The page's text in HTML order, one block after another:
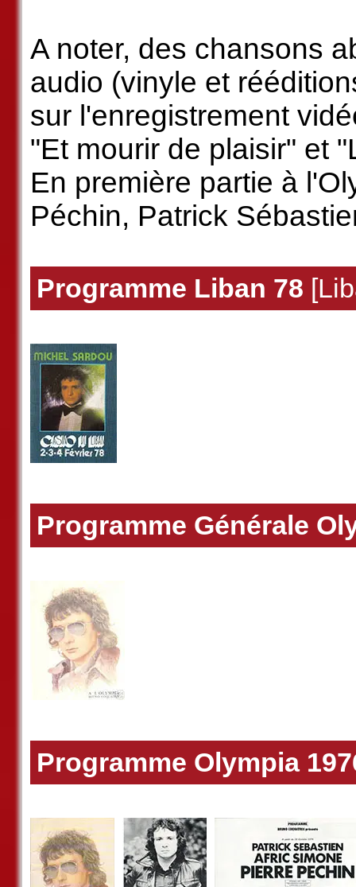
A noter, des chansons
audio (vinyle et
sur l'enregistrement
"Et mourir de plaisir" et
En première partie à
Péchin, Patrick
Programme Liban 78
Programme Générale
Programme Olympia